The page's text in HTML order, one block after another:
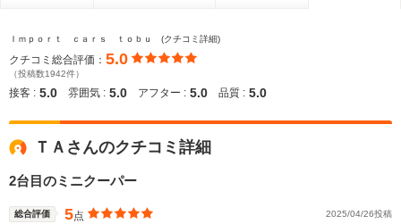
Ｉｍｐｏｒｔ ｃａｒｓ ｔｏｂｕ (クチコミ詳細)
クチコミ総合評価： 5.0
（投稿数1942件）
接客 : 5.0 雰囲気 : 5.0 アフター : 5.0 品質 : 5.0
ＴＡさんのクチコミ詳細
2台目のミニクーパー
総合評価 5点 2025/04/26投稿